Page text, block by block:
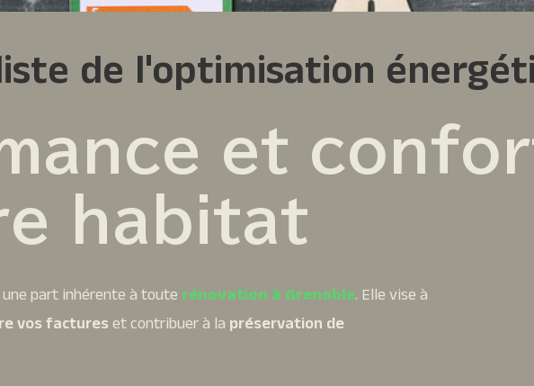
de l'optimisation
et
habitat
part inhérente à toute rénovation à Grenoble. Elle vise à
vos factureset contribuer à la préservation de